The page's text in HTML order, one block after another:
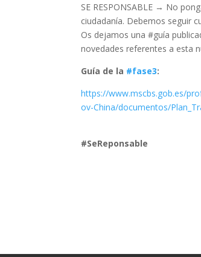
SE RESPONSABLE → No
ciudadanía. Debemos seguir
Os dejamos una #guía
novedades referentes a esta
Guía de la #fase3:
https://www.mscbs.gob.es/
ov-China/documentos/
#SeReponsable